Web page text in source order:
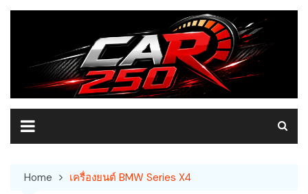
Skip
Home เครื่องยนต์ BMW Series X4